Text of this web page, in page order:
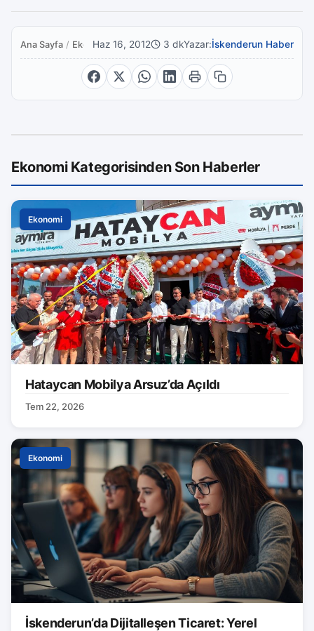
Ana Sayfa / EkonomiHaz 16, 2012 3 dkYazar:İskenderun Haber
Ekonomi Kategorisinden Son Haberler
Ekonomi
Hataycan Mobilya Arsuz’da Açıldı
Tem 22, 2026
Ekonomi
İskenderun’da Dijitalleşen Ticaret: Yerel